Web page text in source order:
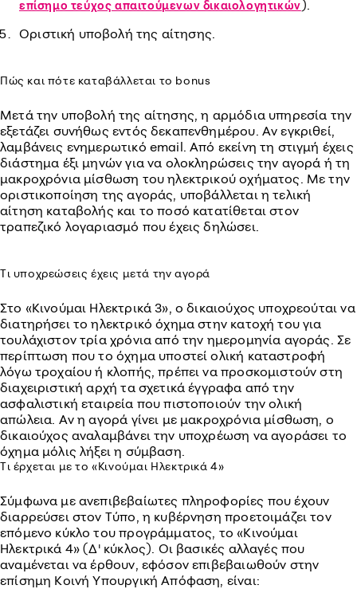
επίσημο τεύχος απαιτούμενων δικαιολογητικών).
Οριστική υποβολή της αίτησης.
Πώς και πότε καταβάλλεται το bonus
Μετά την υποβολή της αίτησης, η αρμόδια υπηρεσία την
εξετάζει συνήθως εντός δεκαπενθημέρου. Αν εγκριθεί,
λαμβάνεις ενημερωτικό email. Από εκείνη τη στιγμή έχεις
διάστημα έξι μηνών για να ολοκληρώσεις την αγορά ή τη
μακροχρόνια μίσθωση του ηλεκτρικού οχήματος. Με την
οριστικοποίηση της αγοράς, υποβάλλεται η τελική
αίτηση καταβολής και το ποσό κατατίθεται στον
τραπεζικό λογαριασμό που έχεις δηλώσει.
Τι υποχρεώσεις έχεις μετά την αγορά
Στο «Κινούμαι Ηλεκτρικά 3», ο δικαιούχος υποχρεούται να
διατηρήσει το ηλεκτρικό όχημα στην κατοχή του για
τουλάχιστον τρία χρόνια από την ημερομηνία αγοράς. Σε
περίπτωση που το όχημα υποστεί ολική καταστροφή
λόγω τροχαίου ή κλοπής, πρέπει να προσκομιστούν στη
διαχειριστική αρχή τα σχετικά έγγραφα από την
ασφαλιστική εταιρεία που πιστοποιούν την ολική
απώλεια. Αν η αγορά γίνει με μακροχρόνια μίσθωση, ο
δικαιούχος αναλαμβάνει την υποχρέωση να αγοράσει το
όχημα μόλις λήξει η σύμβαση.
Τι έρχεται με το «Κινούμαι Ηλεκτρικά 4»
Σύμφωνα με ανεπιβεβαίωτες πληροφορίες που έχουν
διαρρεύσει στον Τύπο, η κυβέρνηση προετοιμάζει τον
επόμενο κύκλο του προγράμματος, το «Κινούμαι
Ηλεκτρικά 4» (Δ' κύκλος). Οι βασικές αλλαγές που
αναμένεται να έρθουν, εφόσον επιβεβαιωθούν στην
επίσημη Κοινή Υπουργική Απόφαση, είναι: